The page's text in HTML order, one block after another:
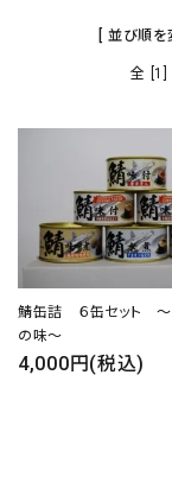
[ 並び順を
全 [1]
鯖缶詰 ６缶セット
の味～
4,000円(税込)